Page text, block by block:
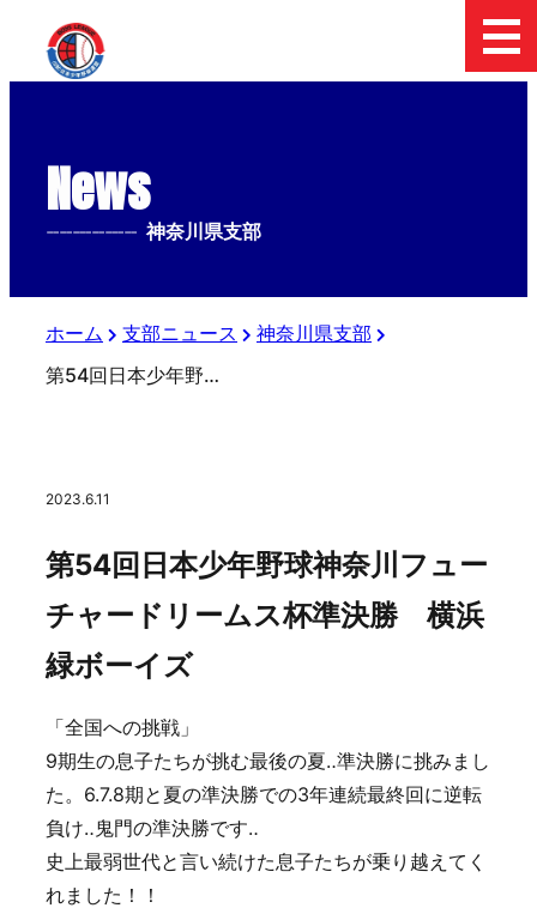
News
-------------- 神奈川県支部
ホーム 支部ニュース
神奈川県支部
第54回日本少年野球神奈川フューチャードリームス杯準決勝 横浜緑ボーイズ
2023.6.11
第54回日本少年野球神奈川フュー
チャードリームス杯準決勝 横浜
緑ボーイズ
「全国への挑戦」
9期生の息子たちが挑む最後の夏‥準決勝に挑みまし
た。6.7.8期と夏の準決勝での3年連続最終回に逆転
負け‥鬼門の準決勝です‥
史上最弱世代と言い続けた息子たちが乗り越えてく
れました！！